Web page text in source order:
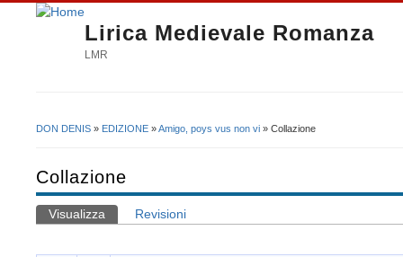
Lirica Medievale Romanza
LMR
DON DENIS » EDIZIONE »Amigo, poys vus non vi » Collazione
Collazione
Schede primarie
Visualizza (scheda attiva)
Revisioni